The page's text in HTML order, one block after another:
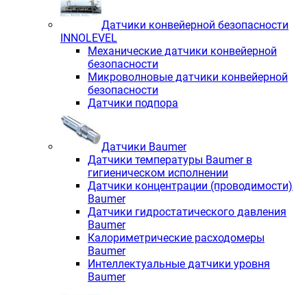
Датчики конвейерной безопасности
INNOLEVEL
Механические датчики конвейерной
безопасности
Микроволновые датчики конвейерной
безопасности
Датчики подпора
Датчики Baumer
Датчики температуры Baumer в
гигиеническом исполнении
Датчики концентрации (проводимости)
Baumer
Датчики гидростатического давления
Baumer
Калориметрические расходомеры
Baumer
Интеллектуальные датчики уровня
Baumer